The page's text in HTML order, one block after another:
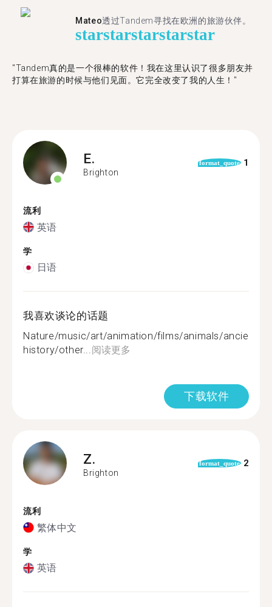
Mateo透过Tandem寻找在欧洲的旅游伙伴。
starstarstarstarstar
"Tandem真的是一个很棒的软件！我在这里认识了很多朋友并
打算在旅游的时候与他们见面。它完全改变了我的人生！"
E.
Brighton
format_quote 1
流利
英语
学
日语
我喜欢谈论的话题
Nature/music/art/animation/films/animals/ancient
history/other...阅读更多
下载软件
Z.
Brighton
format_quote 2
流利
繁体中文
学
英语